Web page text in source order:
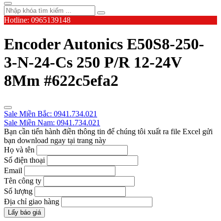
Hotline: 0965139148
Encoder Autonics E50S8-250-
3-N-24-Cs 250 P/R 12-24V
8Mm #622c5efa2
Sale Miền Bắc: 0941.734.021
Sale Miền Nam: 0941.734.021
Bạn cần tiến hành điền thông tin để chúng tôi xuất ra file Excel gửi
bạn download ngay tại trang này
Họ và tên
Số điện thoại
Email
Tên công ty
Số lượng
Địa chỉ giao hàng